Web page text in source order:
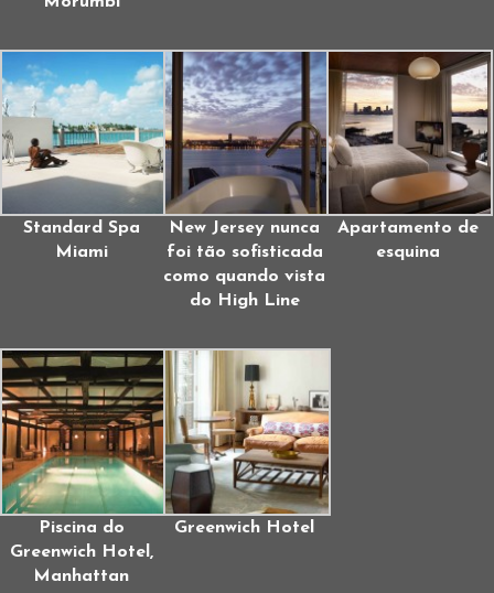
Standard Spa
Miami
New Jersey nunca
foi tão sofisticada
como quando vista
do High Line
Apartamento de
esquina
Piscina do
Greenwich Hotel,
Manhattan
Greenwich Hotel